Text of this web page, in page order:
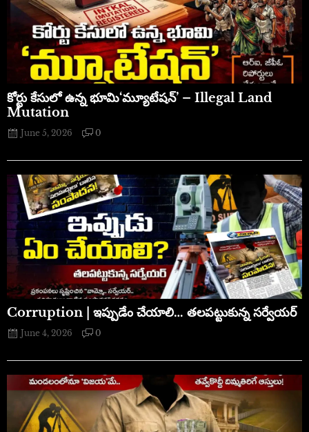
​కోర్టు కేసులో ఉన్న భూమి‘మ్యూటేషన్’ – Illegal Land
Mutation
June 5, 2026 0
Corruption | ఇప్పుడేం చేయాలి… తలపట్టుకున్న సర్వేయర్
June 4, 2026 0